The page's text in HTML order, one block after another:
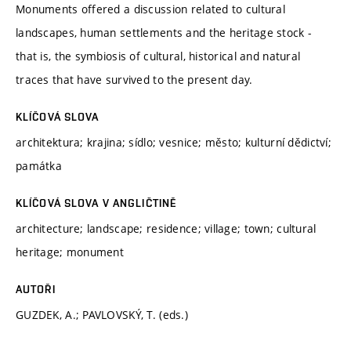
Monuments offered a discussion related to cultural
landscapes, human settlements and the heritage stock -
that is, the symbiosis of cultural, historical and natural
traces that have survived to the present day.
KLÍČOVÁ SLOVA
architektura; krajina; sídlo; vesnice; město; kulturní dědictví;
památka
KLÍČOVÁ SLOVA V ANGLIČTINĚ
architecture; landscape; residence; village; town; cultural
heritage; monument
AUTOŘI
GUZDEK, A.; PAVLOVSKÝ, T. (eds.)